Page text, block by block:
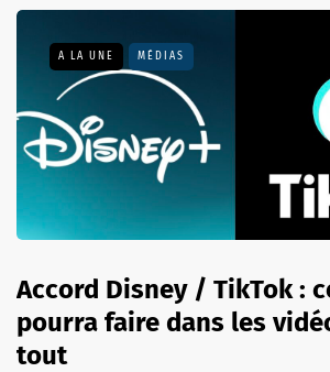
A LA UNE MÉDIAS
Accord Disney / TikTok :
pourra faire dans les
tout